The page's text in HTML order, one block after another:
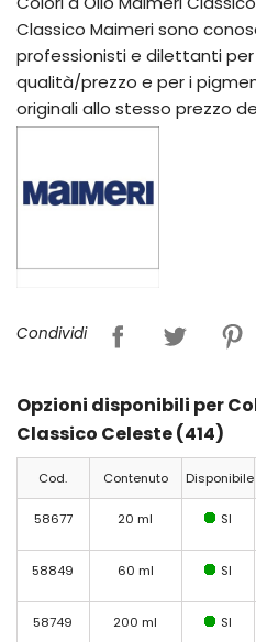
Classico Maimeri sono
professionisti e dilettanti
qualità/prezzo e per i
originali allo stesso prezzo
Condividi
Opzioni disponibili per
Classico Celeste (414)
Cod. Contenuto Disponibile
58677 20 ml SI
58849 60 ml SI
58749 200 ml SI